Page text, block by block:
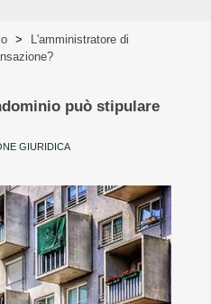
>
L'amministratore di
può stipulare
GIURIDICA